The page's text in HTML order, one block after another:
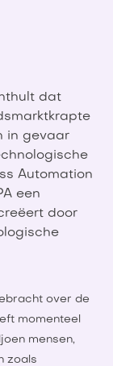
dat
in gevaar
Automation
een
door
over de
momenteel
mensen,
zoals